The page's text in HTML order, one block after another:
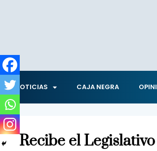
NOTICIAS CAJA NEGRA
Recibe el